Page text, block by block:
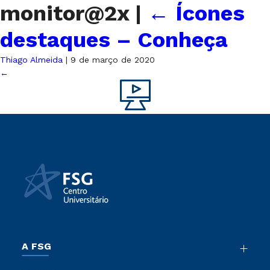
monitor@2x | ← Ícones
destaques – Conheça
Thiago Almeida | 9 de março de 2020
←
A FSG